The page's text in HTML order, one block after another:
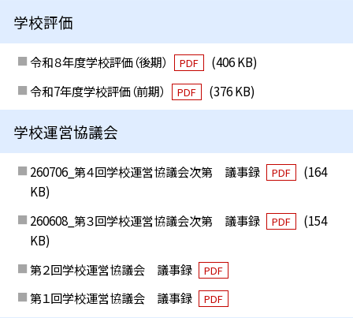
学校評価
令和８年度学校評価（後期） PDF
(406 KB)
令和7年度学校評価（前期）
PDF (376 KB)
学校運営協議会
260706_第４回学校運営協議会次第 議事録 PDF
(164
KB)
260608_第３回学校運営協議会次第 議事録
PDF
(154
KB)
第２回学校運営協議会 議事録
PDF
第１回学校運営協議会 議事録 PDF